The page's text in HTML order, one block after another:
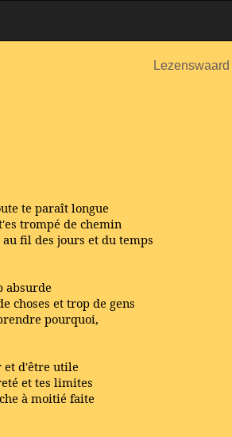
Lezenswaard
te paraît longue
trompé de chemin
fil des jours et du temps
absurde
choses et trop de gens
pourquoi,
et d'être utile
et tes limites
à moitié faite